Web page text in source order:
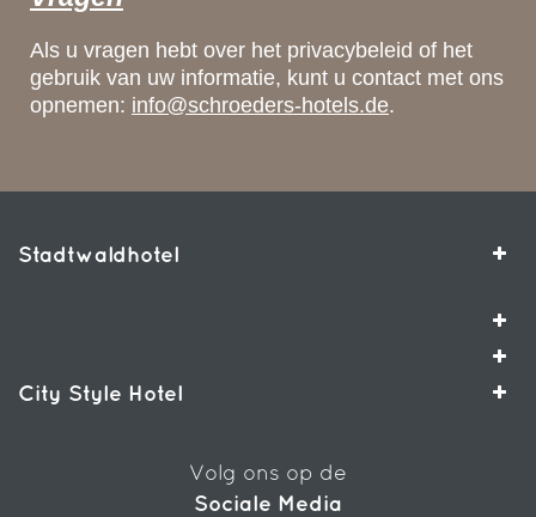
Als u vragen hebt over het privacybeleid of het
gebruik van uw informatie, kunt u contact met ons
opnemen: info@schroeders-hotels.de.
Stadtwaldhotel
City Style Hotel
Volg ons op de
Sociale Media